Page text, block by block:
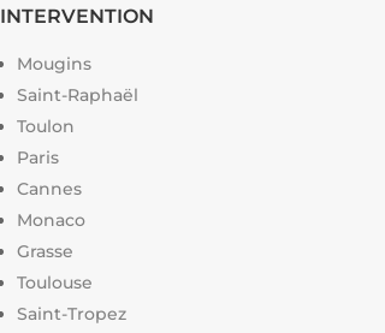
INTERVENTION
Mougins
Saint-Raphaël
Toulon
Paris
Cannes
Monaco
Grasse
Toulouse
Saint-Tropez